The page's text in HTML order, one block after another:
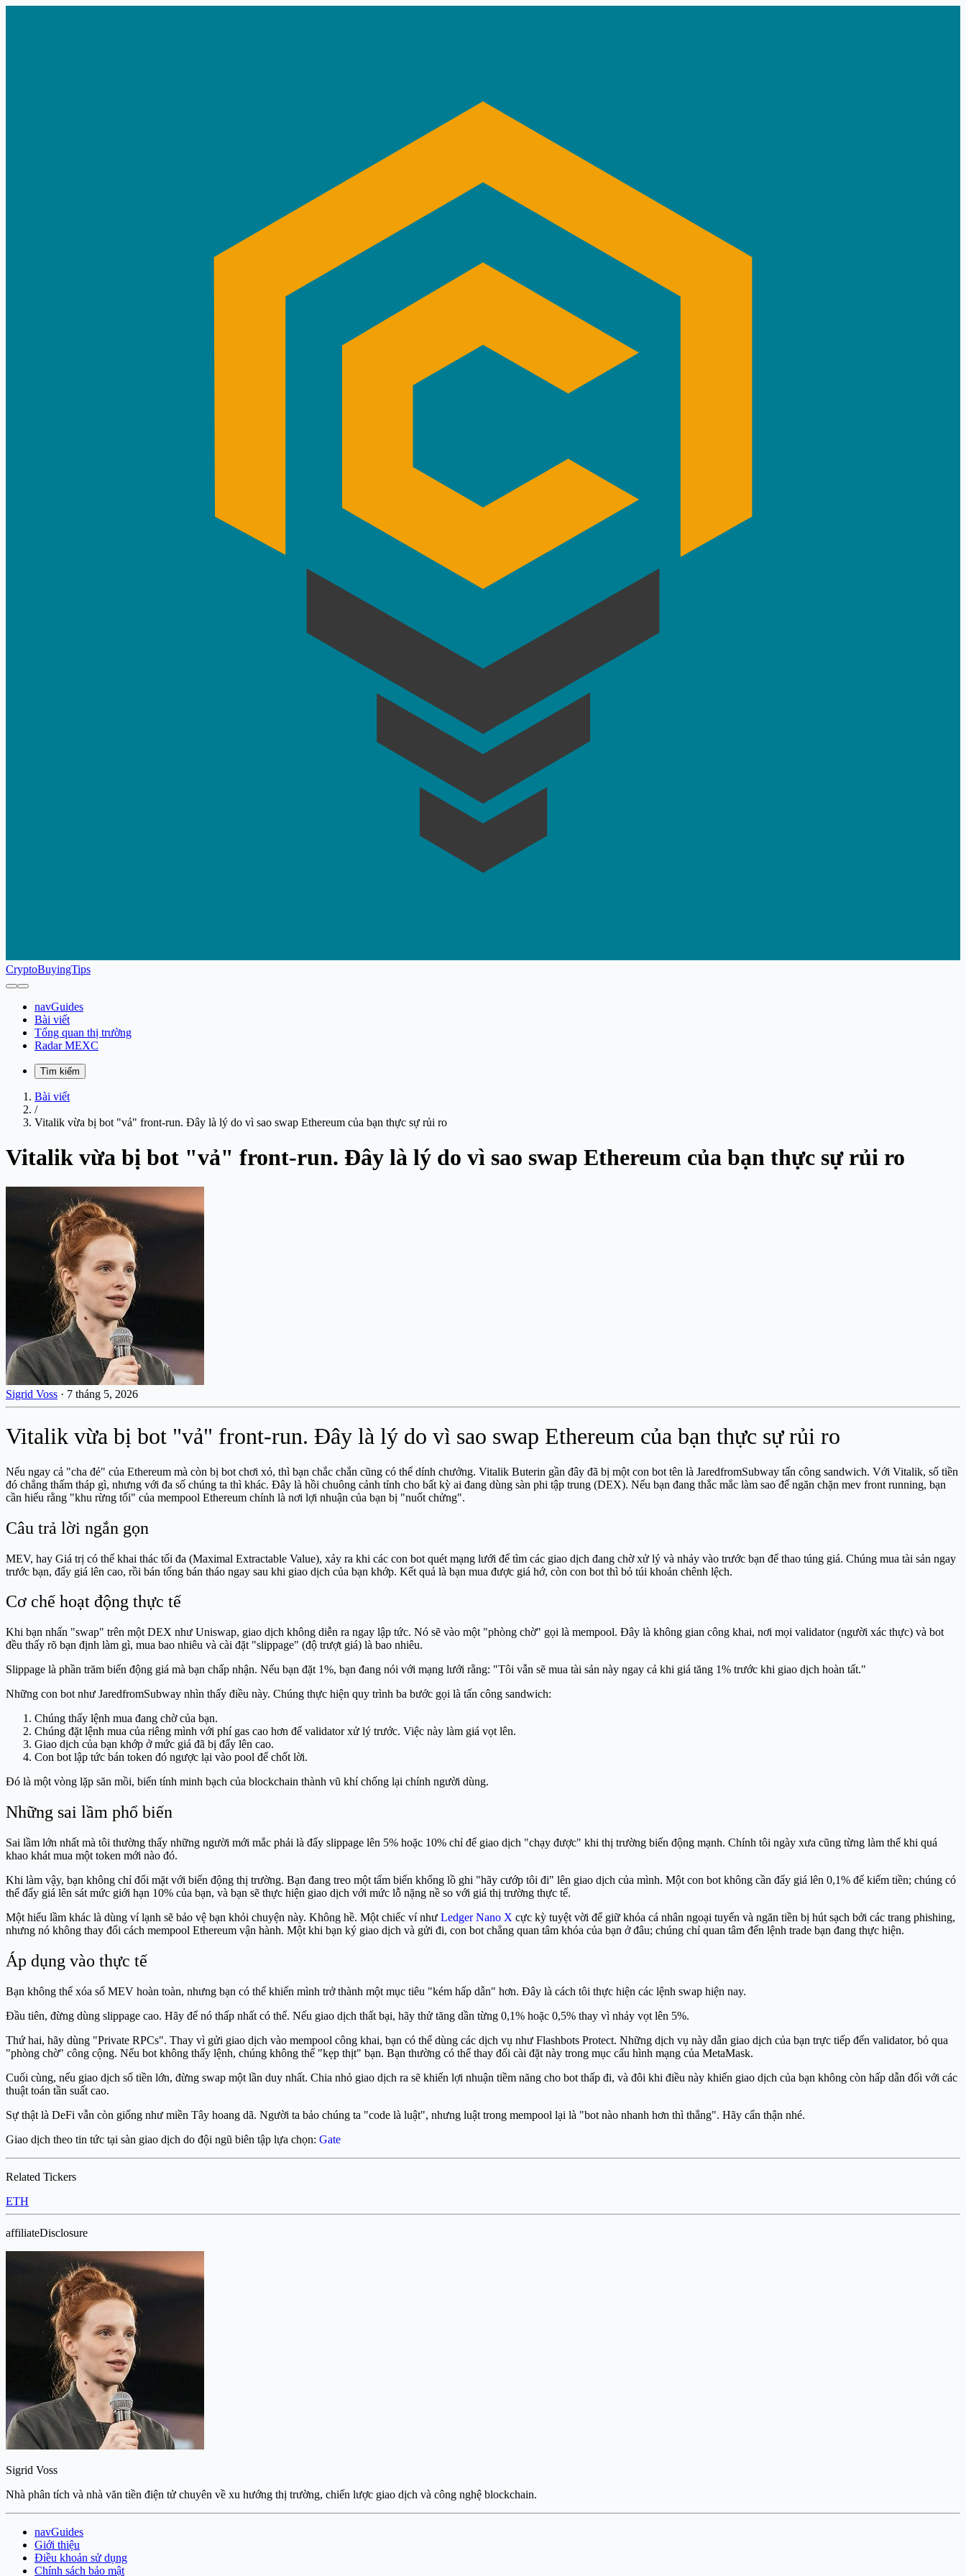
CryptoBuyingTips
navGuides
Bài viết
Tổng quan thị trường
Radar MEXC
Tìm kiếm
Bài viết
/
Vitalik vừa bị bot "vả" front-run. Đây là lý do vì sao swap Ethereum của bạn thực sự rủi ro
Vitalik vừa bị bot "vả" front-run. Đây là lý do vì sao swap Ethereum của bạn thực sự rủi ro
Sigrid Voss · 7 tháng 5, 2026
Vitalik vừa bị bot "vả" front-run. Đây là lý do vì sao swap Ethereum của bạn thực sự rủi ro
Nếu ngay cả "cha đẻ" của Ethereum mà còn bị bot chơi xỏ, thì bạn chắc chắn cũng có thể dính chưởng. Vitalik Buterin gần đây đã bị một con bot tên là JaredfromSubway tấn công sandwich. Với Vitalik, số tiền
đó chẳng thấm tháp gì, nhưng với đa số chúng ta thì khác. Đây là hồi chuông cảnh tỉnh cho bất kỳ ai đang dùng sàn phi tập trung (DEX). Nếu bạn đang thắc mắc làm sao để ngăn chặn mev front running, bạn
cần hiểu rằng "khu rừng tối" của mempool Ethereum chính là nơi lợi nhuận của bạn bị "nuốt chửng".
Câu trả lời ngắn gọn
MEV, hay Giá trị có thể khai thác tối đa (Maximal Extractable Value), xảy ra khi các con bot quét mạng lưới để tìm các giao dịch đang chờ xử lý và nhảy vào trước bạn để thao túng giá. Chúng mua tài sản ngay
trước bạn, đẩy giá lên cao, rồi bán tống bán tháo ngay sau khi giao dịch của bạn khớp. Kết quả là bạn mua được giá hớ, còn con bot thì bỏ túi khoản chênh lệch.
Cơ chế hoạt động thực tế
Khi bạn nhấn "swap" trên một DEX như Uniswap, giao dịch không diễn ra ngay lập tức. Nó sẽ vào một "phòng chờ" gọi là mempool. Đây là không gian công khai, nơi mọi validator (người xác thực) và bot
đều thấy rõ bạn định làm gì, mua bao nhiêu và cài đặt "slippage" (độ trượt giá) là bao nhiêu.
Slippage là phần trăm biến động giá mà bạn chấp nhận. Nếu bạn đặt 1%, bạn đang nói với mạng lưới rằng: "Tôi vẫn sẽ mua tài sản này ngay cả khi giá tăng 1% trước khi giao dịch hoàn tất."
Những con bot như JaredfromSubway nhìn thấy điều này. Chúng thực hiện quy trình ba bước gọi là tấn công sandwich:
Chúng thấy lệnh mua đang chờ của bạn.
Chúng đặt lệnh mua của riêng mình với phí gas cao hơn để validator xử lý trước. Việc này làm giá vọt lên.
Giao dịch của bạn khớp ở mức giá đã bị đẩy lên cao.
Con bot lập tức bán token đó ngược lại vào pool để chốt lời.
Đó là một vòng lặp săn mồi, biến tính minh bạch của blockchain thành vũ khí chống lại chính người dùng.
Những sai lầm phổ biến
Sai lầm lớn nhất mà tôi thường thấy những người mới mắc phải là đẩy slippage lên 5% hoặc 10% chỉ để giao dịch "chạy được" khi thị trường biến động mạnh. Chính tôi ngày xưa cũng từng làm thế khi quá
khao khát mua một token mới nào đó.
Khi làm vậy, bạn không chỉ đối mặt với biến động thị trường. Bạn đang treo một tấm biển khổng lồ ghi "hãy cướp tôi đi" lên giao dịch của mình. Một con bot không cần đẩy giá lên 0,1% để kiếm tiền; chúng có
thể đẩy giá lên sát mức giới hạn 10% của bạn, và bạn sẽ thực hiện giao dịch với mức lỗ nặng nề so với giá thị trường thực tế.
Một hiểu lầm khác là dùng ví lạnh sẽ bảo vệ bạn khỏi chuyện này. Không hề. Một chiếc ví như Ledger Nano X cực kỳ tuyệt vời để giữ khóa cá nhân ngoại tuyến và ngăn tiền bị hút sạch bởi các trang phishing,
nhưng nó không thay đổi cách mempool Ethereum vận hành. Một khi bạn ký giao dịch và gửi đi, con bot chẳng quan tâm khóa của bạn ở đâu; chúng chỉ quan tâm đến lệnh trade bạn đang thực hiện.
Áp dụng vào thực tế
Bạn không thể xóa sổ MEV hoàn toàn, nhưng bạn có thể khiến mình trở thành một mục tiêu "kém hấp dẫn" hơn. Đây là cách tôi thực hiện các lệnh swap hiện nay.
Đầu tiên, đừng dùng slippage cao. Hãy để nó thấp nhất có thể. Nếu giao dịch thất bại, hãy thử tăng dần từng 0,1% hoặc 0,5% thay vì nhảy vọt lên 5%.
Thứ hai, hãy dùng "Private RPCs". Thay vì gửi giao dịch vào mempool công khai, bạn có thể dùng các dịch vụ như Flashbots Protect. Những dịch vụ này dẫn giao dịch của bạn trực tiếp đến validator, bỏ qua
"phòng chờ" công cộng. Nếu bot không thấy lệnh, chúng không thể "kẹp thịt" bạn. Bạn thường có thể thay đổi cài đặt này trong mục cấu hình mạng của MetaMask.
Cuối cùng, nếu giao dịch số tiền lớn, đừng swap một lần duy nhất. Chia nhỏ giao dịch ra sẽ khiến lợi nhuận tiềm năng cho bot thấp đi, và đôi khi điều này khiến giao dịch của bạn không còn hấp dẫn đối với các
thuật toán tần suất cao.
Sự thật là DeFi vẫn còn giống như miền Tây hoang dã. Người ta bảo chúng ta "code là luật", nhưng luật trong mempool lại là "bot nào nhanh hơn thì thắng". Hãy cẩn thận nhé.
Giao dịch theo tin tức tại sàn giao dịch do đội ngũ biên tập lựa chọn: Gate
Related Tickers
ETH
affiliateDisclosure
Sigrid Voss
Nhà phân tích và nhà văn tiền điện tử chuyên về xu hướng thị trường, chiến lược giao dịch và công nghệ blockchain.
navGuides
Giới thiệu
Điều khoản sử dụng
Chính sách bảo mật